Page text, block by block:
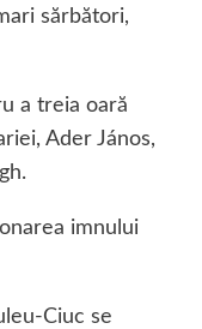
sărbători,
a treia oară
Ader János,
imnului
Ciuc se